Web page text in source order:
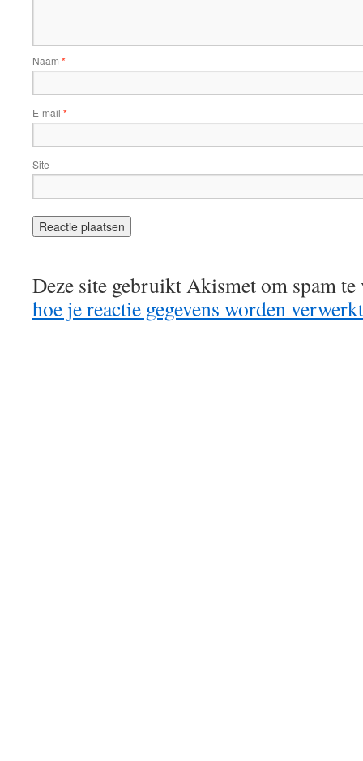
Naam *
E-mail *
Site
Deze site gebruikt Akismet om spam
hoe je reactie gegevens worden verwerkt